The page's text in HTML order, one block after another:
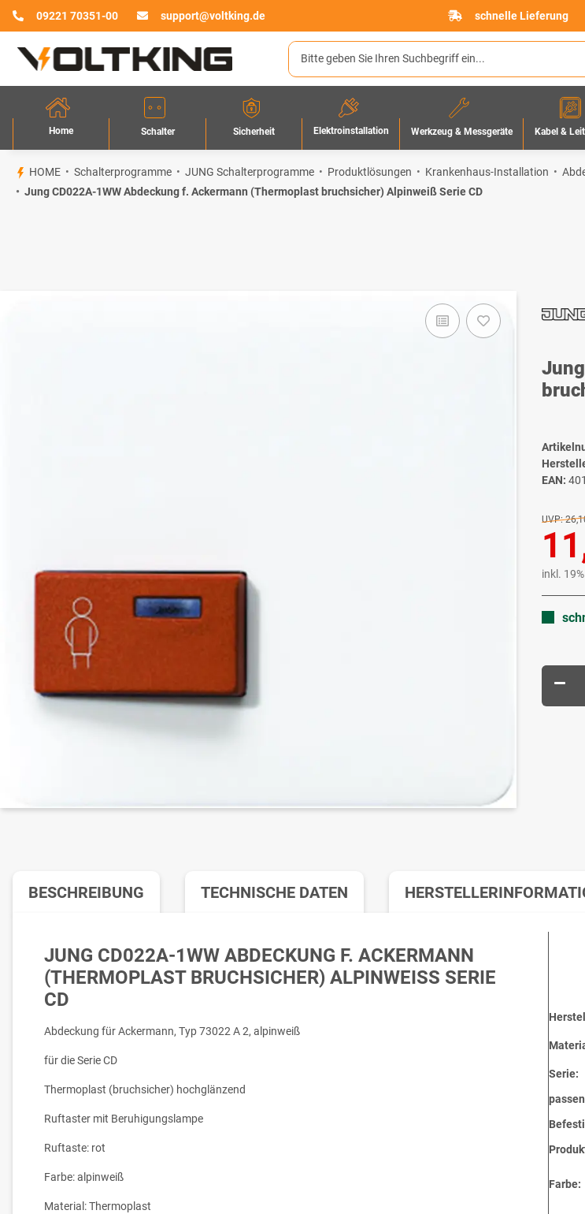
09221 70351-00 support@voltking.de schnelle Lieferung
Home Schalter Sicherheit Elektroinstallation Werkzeug & Messgeräte Kabel &
HOME Schalterprogramme JUNG Schalterprogramme Produktlösungen Krankenhaus-Installation
Jung CD022A-1WW Abdeckung f. Ackermann (Thermoplast bruchsicher) Alpinweiß Serie CD
EAN:
UVP:
inkl.
BESCHREIBUNG TECHNISCHE DATEN
JUNG CD022A-1WW ABDECKUNG F. ACKERMANN
(THERMOPLAST BRUCHSICHER) ALPINWEISS SERIE C
D
Abdeckung für Ackermann, Typ 73022 A 2, alpinweiß
für die Serie CD
Thermoplast (bruchsicher) hochglänzend
Ruftaster mit Beruhigungslampe
Ruftaste: rot
Farbe: alpinweiß
Material: Thermoplast
Serie:
Farbe: